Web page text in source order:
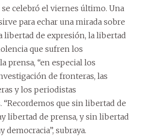
se celebró el viernes último. Una
para echar una mirada sobre
libertad de expresión, la libertad
que sufren los
prensa, “en especial los
de fronteras, las
y los periodistas
que sin libertad de
libertad de prensa, y sin libertad
democracia”, subraya.